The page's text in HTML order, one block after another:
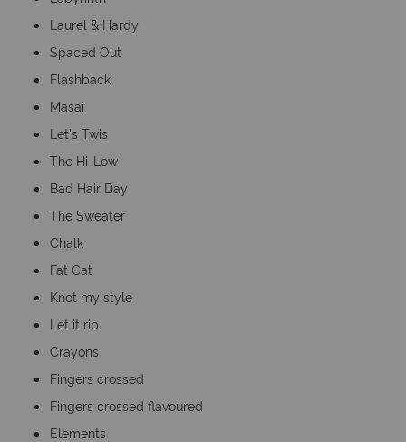
Laurel & Hardy
Spaced Out
Flashback
Masai
Let's Twis
The Hi-Low
Bad Hair Day
The Sweater
Chalk
Fat Cat
Knot my style
Let it rib
Crayons
Fingers crossed
Fingers crossed flavoured
Elements